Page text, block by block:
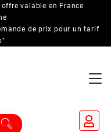
valable en France
de prix pour un tarif